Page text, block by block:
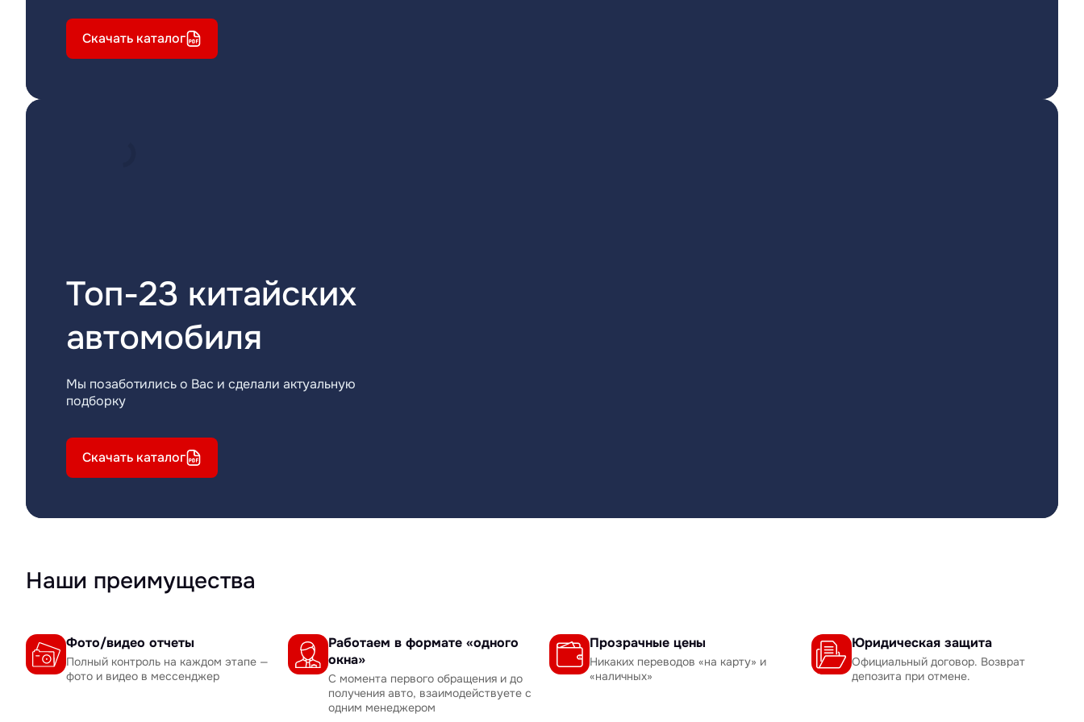
Скачать каталог
Топ-23 китайских
автомобиля
Мы позаботились о Вас и сделали актуальную
подборку
Скачать каталог
Наши преимущества
Фото/видео отчеты
Полный контроль на каждом этапе —
фото и видео в мессенджер
Работаем в формате «одного
окна»
С момента первого обращения и до
получения авто, взаимодействуете с
одним менеджером
Прозрачные цены
Никаких переводов «на карту» и
«наличных»
Юридическая защита
Официальный договор. Возврат
депозита при отмене.